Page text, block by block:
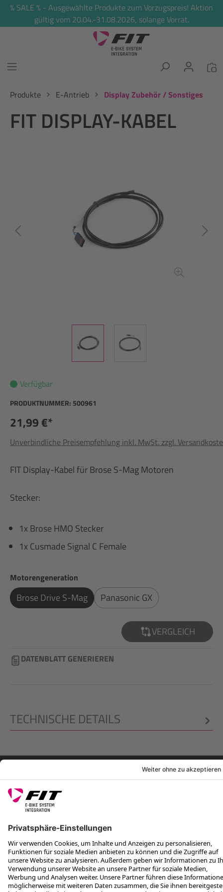
springen
% SALE % - Ausgewählte Produkte zum Vorzugspreis! Aktion
gültig vom 20.04.-31.08.2026, solange Vorrat.
Produkte E-Antrieb Display Zubehör / Sonstiges
FIT DISPLAY-KABEL
Verfügbar
PRODUKTNUMMER: 500961
21,99 €*
Unverbindliche Preisempfehlung inkl. MwSt. zzgl.
FIT Display-Kabel für Brose S-Mag Motoren
Stecker:
1x Brose HMO Stecker
1x Cusmade Signal C Female
Motorengeneration
Brose Drive S-Mag Panasonic GX
VERGLEICH
DATENBLATT GENERIEREN
TECHNISCHE DETAILS
SERVICES
FOLGE UNS AUF